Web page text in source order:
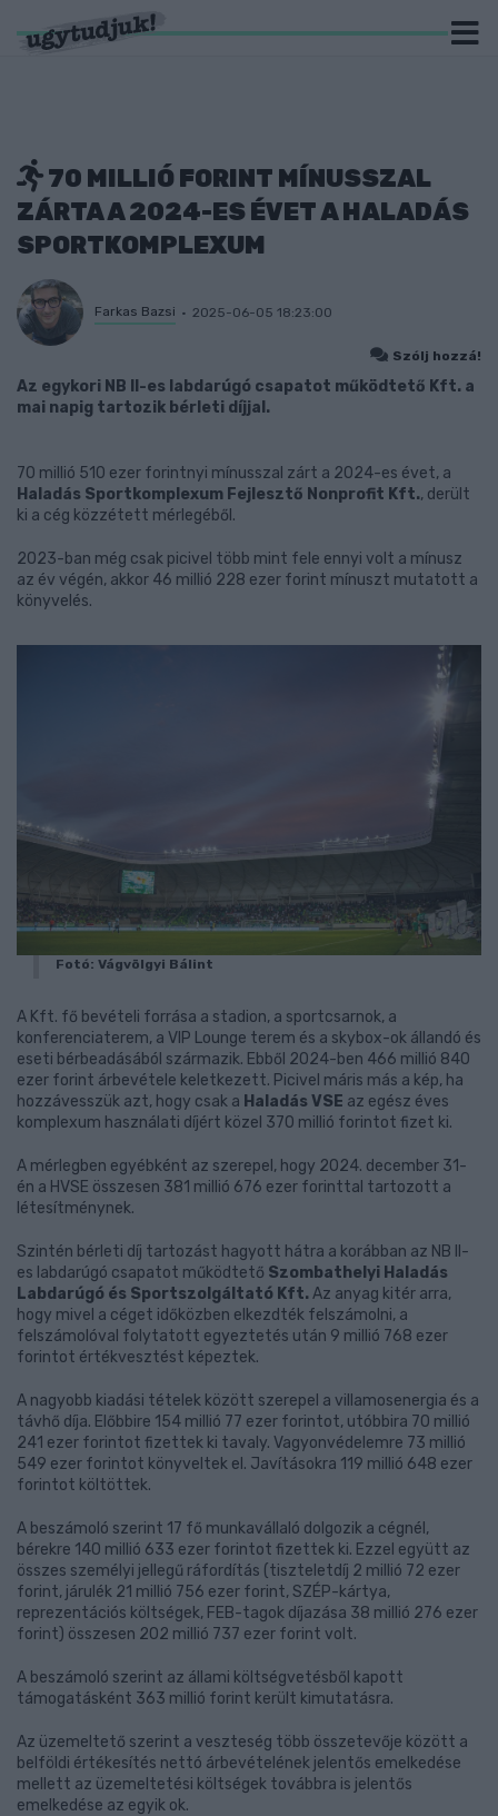
70 MILLIÓ FORINT MÍNUSSZAL
ZÁRTA A 2024-ES ÉVET A HALADÁS
SPORTKOMPLEXUM
Farkas Bazsi 2025-06-05 18:23:00
Szólj hozzá!
Az egykori NB II-es labdarúgó csapatot működtető Kft. a
mai napig tartozik bérleti díjjal.
70 millió 510 ezer forintnyi mínusszal zárt a 2024-es évet, a
Haladás Sportkomplexum Fejlesztő Nonprofit Kft., derült
ki a cég közzétett mérlegéből.
2023-ban még csak picivel több mint fele ennyi volt a mínusz
az év végén, akkor 46 millió 228 ezer forint mínuszt mutatott a
könyvelés.
Fotó: Vágvölgyi Bálint
A Kft. fő bevételi forrása a stadion, a sportcsarnok, a
konferenciaterem, a VIP Lounge terem és a skybox-ok állandó és
eseti bérbeadásából származik. Ebből 2024-ben 466 millió 840
ezer forint árbevétele keletkezett. Picivel máris más a kép, ha
hozzávesszük azt, hogy csak a Haladás VSE az egész éves
komplexum használati díjért közel 370 millió forintot fizet ki.
A mérlegben egyébként az szerepel, hogy 2024. december 31-
én a HVSE összesen 381 millió 676 ezer forinttal tartozott a
létesítménynek.
Szintén bérleti díj tartozást hagyott hátra a korábban az NB II-
es labdarúgó csapatot működtető Szombathelyi Haladás
Labdarúgó és Sportszolgáltató Kft.Az anyag kitér arra,
hogy mivel a céget időközben elkezdték felszámolni, a
felszámolóval folytatott egyeztetés után 9 millió 768 ezer
forintot értékvesztést képeztek.
A nagyobb kiadási tételek között szerepel a villamosenergia és a
távhő díja. Előbbire 154 millió 77 ezer forintot, utóbbira 70 millió
241 ezer forintot fizettek ki tavaly. Vagyonvédelemre 73 millió
549 ezer forintot könyveltek el. Javításokra 119 millió 648 ezer
forintot költöttek.
A beszámoló szerint 17 fő munkavállaló dolgozik a cégnél,
bérekre 140 millió 633 ezer forintot fizettek ki. Ezzel együtt az
összes személyi jellegű ráfordítás (tiszteletdíj 2 millió 72 ezer
forint, járulék 21 millió 756 ezer forint, SZÉP-kártya,
reprezentációs költségek, FEB-tagok díjazása 38 millió 276 ezer
forint) összesen 202 millió 737 ezer forint volt.
A beszámoló szerint az állami költségvetésből kapott
támogatásként 363 millió forint került kimutatásra.
Az üzemeltető szerint a veszteség több összetevője között a
belföldi értékesítés nettó árbevételének jelentős emelkedése
mellett az üzemeltetési költségek továbbra is jelentős
emelkedése az egyik ok.